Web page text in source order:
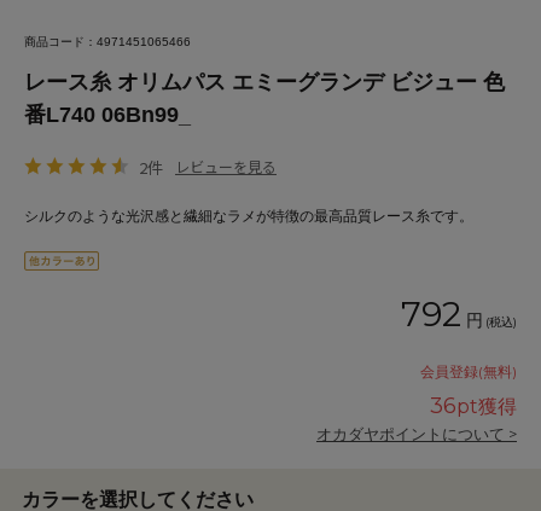
商品コード：4971451065466
レース糸 オリムパス エミーグランデ ビジュー 色
番L740 06Bn99_
2件 レビューを見る
シルクのような光沢感と繊細なラメが特徴の最高品質レース糸です。
792 円 (税込)
会員登録(無料)
36pt獲得
オカダヤポイントについて >
カラーを選択してください